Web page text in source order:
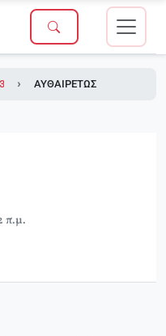
2007 ΑΥΘΑΙΡΕΤΩΣ
π.μ.